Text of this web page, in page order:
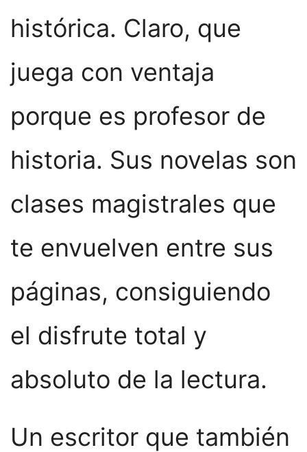
histórica. Claro, que
juega con ventaja
porque es profesor de
historia. Sus novelas son
clases magistrales que
te envuelven entre sus
páginas, consiguiendo
el disfrute total y
absoluto de la lectura.
Un escritor que también